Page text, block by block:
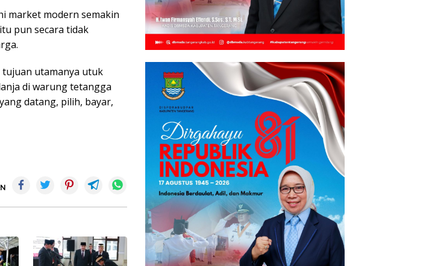
market modern semakin
pun secara tidak
tujuan utamanya utuk
di warung tetangga
datang, pilih, bayar,